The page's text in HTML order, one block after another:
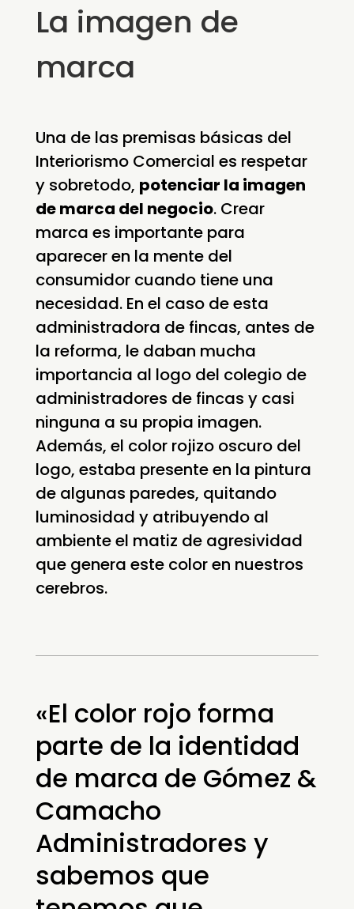
La imagen de
marca
Una de las premisas básicas del
Interiorismo Comercial es respetar
y sobretodo, potenciar la imagen
de marca del negocio. Crear
marca es importante para
aparecer en la mente del
consumidor cuando tiene una
necesidad. En el caso de esta
administradora de fincas, antes de
la reforma, le daban mucha
importancia al logo del colegio de
administradores de fincas y casi
ninguna a su propia imagen.
Además, el color rojizo oscuro del
logo, estaba presente en la pintura
de algunas paredes, quitando
luminosidad y atribuyendo al
ambiente el matiz de agresividad
que genera este color en nuestros
cerebros.
«El color rojo forma
parte de la identidad
de marca de Gómez &
Camacho
Administradores y
sabemos que